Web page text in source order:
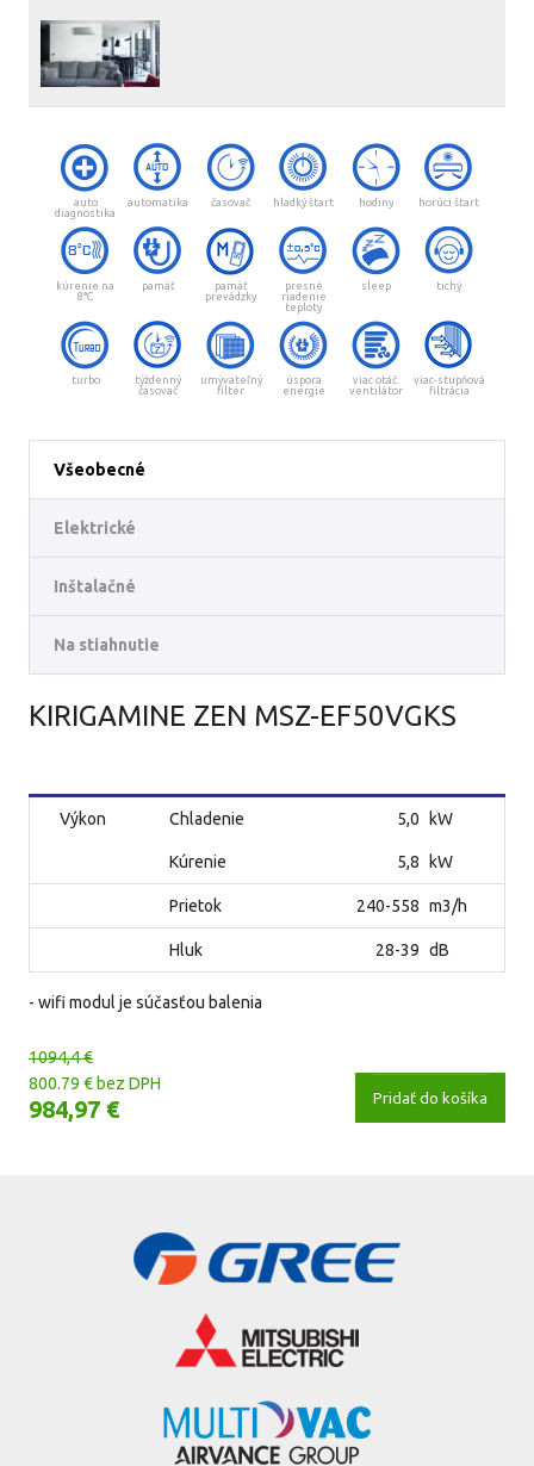
auto
diagnostika
automatika časovač hladký štart hodiny horúci štart
kúrenie na
8°C
pamäť
pamäť
prevádzky
presné
riadenie
teploty
sleep tichý
turbo
týždenný
časovač
umývateľný
filter
úspora
energie
viac otáč.
ventilátor
viac-stupňová
filtrácia
Všeobecné
Elektrické
Inštalačné
Na stiahnutie
KIRIGAMINE ZEN MSZ-EF50VGKS
Výkon Chladenie 5,0 kW
Kúrenie 5,8 kW
Prietok 240-558 m3/h
Hluk 28-39 dB
- wifi modul je súčasťou balenia
1094,4 €
800.79 € bez DPH
984,97 € Pridať do košíka